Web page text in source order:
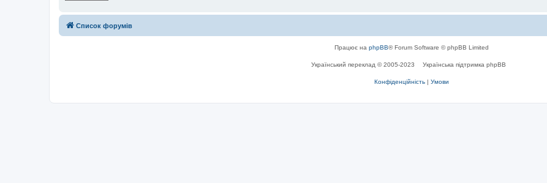
Список форумів
Працює на phpBB® Forum Software © phpBB Limited
Український переклад © 2005-2023 Українська підтримка phpBB
Конфіденційність | Умови